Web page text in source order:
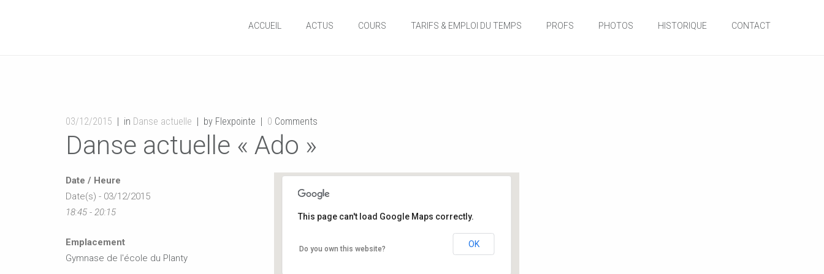
ACCUEIL ACTUS COURS TARIFS & EMPLOI DU TEMPS PROFS PHOTOS HISTORIQUE CONTACT
03/12/2015 in Danse actuelle by Flexpointe 0 Comments
Danse actuelle « Ado »
8 rue des écoles - Buxerolles
This page can't load Google Maps correctly.
Do you own this website?
OK
Date / Heure
Date(s) - 03/12/2015
18:45 - 20:15
Emplacement
Gymnase de l'école du Planty